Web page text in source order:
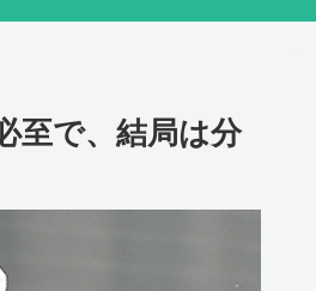
至で、結局は分